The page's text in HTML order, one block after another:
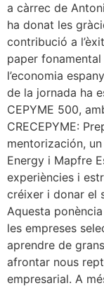
a càrrec de
ha donat les
contribució a
paper
l’economia
de la jornada ha
CEPYME 500,
CRECEPYME:
mentorización,
Energy i Mapfre
experiències i
créixer i donar el
Aquesta
les empreses
aprendre de
afrontar nous
empresarial. A